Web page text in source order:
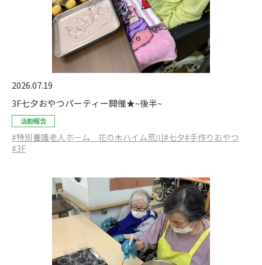
2026.07.19
3F七夕おやつパーティー開催★~後半~
活動報告
#特別養護老人ホーム 花の木ハイム荒川#七夕#手作りおやつ
#3F